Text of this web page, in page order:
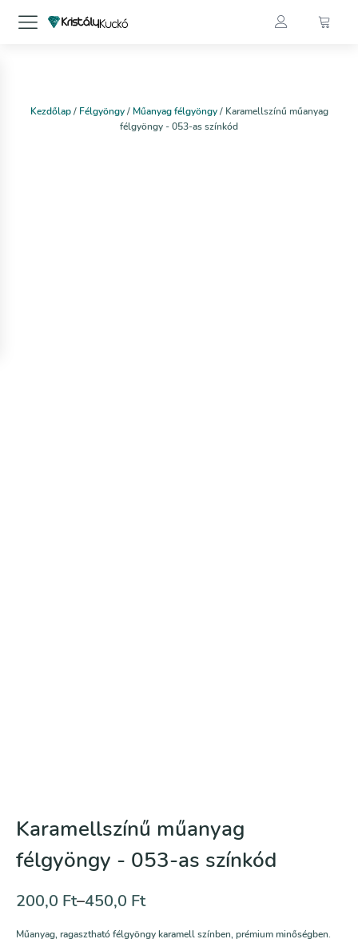
Kezdőlap/ Félgyöngy/ Műanyag félgyöngy/ Karamellszínű műanyag
félgyöngy - 053-as színkód
Karamellszínű műanyag
félgyöngy - 053-as színkód
200,0 Ft–450,0 Ft
Műanyag, ragasztható félgyöngy karamell színben, prémium minőségben.